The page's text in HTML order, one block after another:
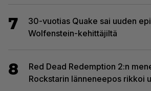
7
30-vuotias Quake sai uuden
Wolfenstein-kehittäjiltä
8
Red Dead Redemption 2:n
Rockstarin länneneepos rikkoi